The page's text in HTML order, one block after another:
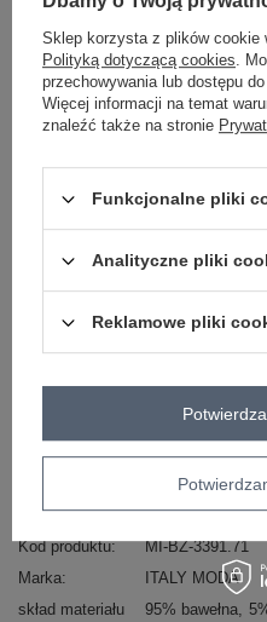
czarny
One size
ZALOGUJ SIĘ
Masz pytanie? Chętnie
+48 601 547 740
sposób prania : pranie w pralce w
Kod produktu
MI-BZ-3391.71
Marka
ITALY MODA
skład materiału
95% bawełna
Sklep korzysta z plików cookie
Polityką dotyczącą cookies.
przechowywania lub dostępu
Więcej informacji na temat
znaleźć także na stronie
Funkcjonalne pliki
Analityczne pliki
Reklamowe pliki